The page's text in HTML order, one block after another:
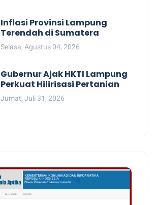
Inflasi Provinsi Lampung
Terendah di Sumatera
Selasa, Agustus 04, 2026
Gubernur Ajak HKTI Lampung
Perkuat Hilirisasi Pertanian
Jumat, Juli 31, 2026